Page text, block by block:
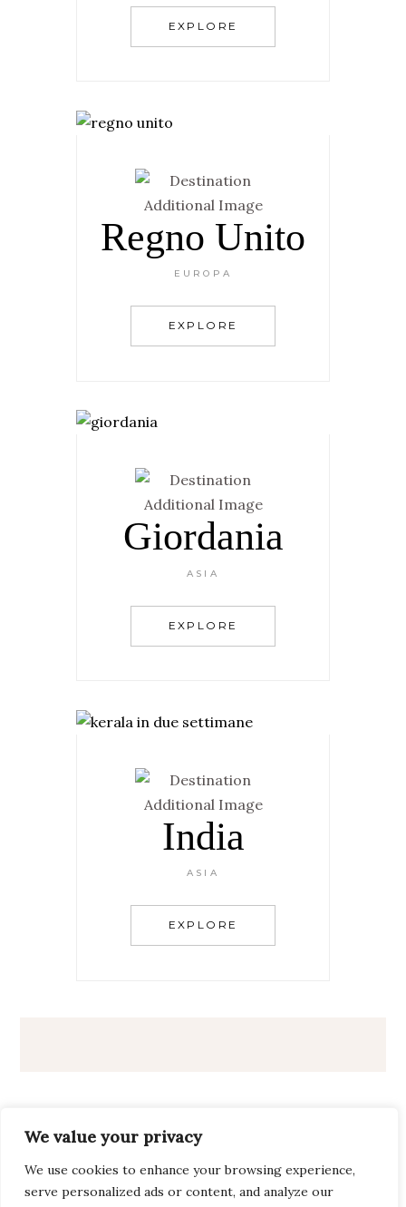
We value your privacy
We use cookies to enhance your browsing experience,
serve personalized ads or content, and analyze our
EXPLORE
Regno Unito
EUROPA
EXPLORE
Giordania
ASIA
EXPLORE
India
ASIA
EXPLORE